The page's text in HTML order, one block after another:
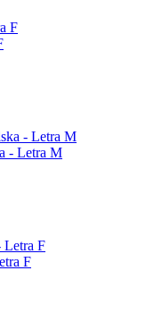
- Letra M
F